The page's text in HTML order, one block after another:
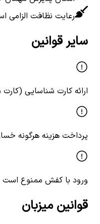
رعایت نظافت الزامی
سایر قوانین
ارائه کارت شناسایی
پرداخت هزینه هرگونه
ورود با کفش ممنوع است
قوانین میزبان